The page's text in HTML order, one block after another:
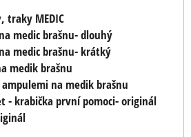
traky MEDIC
medic brašnu- dlouhý
medic brašnu- krátký
medik brašnu
ampulemi na medik brašnu
- krabička první pomoci- originál